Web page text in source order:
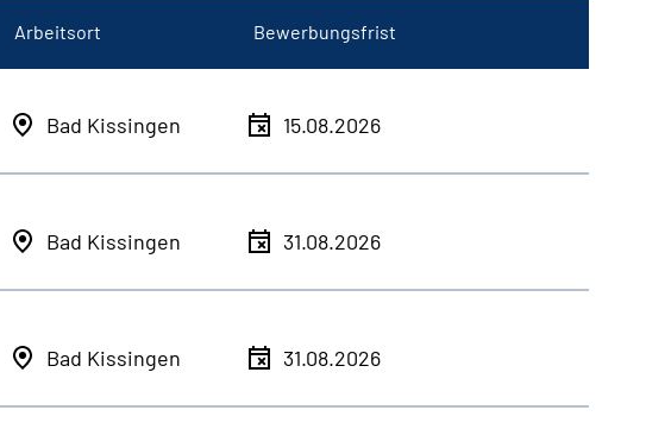
Arbeitsort Bewerbungsfrist
Bad Kissingen 15.08.2026
Bad Kissingen 31.08.2026
Bad Kissingen 31.08.2026